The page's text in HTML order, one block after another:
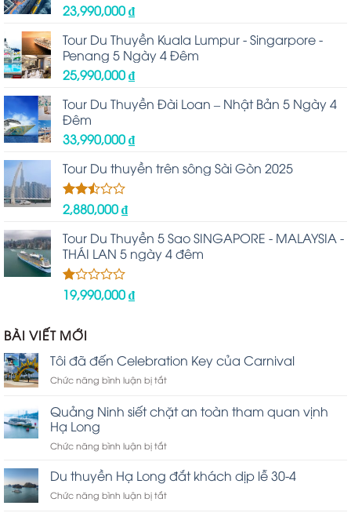
23,990,000₫
Tour Du Thuyền Kuala Lumpur - Singarpore -
Penang 5 Ngày 4 Đêm
25,990,000₫
Tour Du Thuyền Đài Loan – Nhật Bản 5 Ngày 4
Đêm
33,990,000₫
Tour Du thuyền trên sông Sài Gòn 2025
Được
hạng
2.48
5 sao
2,880,000₫
Tour Du Thuyền 5 Sao SINGAPORE - MALAYSIA -
THÁI LAN 5 ngày 4 đêm
Được
1.00
5
sao
19,990,000₫
BÀI VIẾT MỚI
Tôi đã đến Celebration Key của Carnival
Chức năng bình luận bị tắtở
đã
đến
Key
Carnival
Quảng Ninh siết chặt an toàn tham quan vịnh
Hạ Long
Chức năng bình luận bị tắtở
Ninh
siết
chặt
Du thuyền Hạ Long đắt khách dịp lễ 30-4
Chức năng bình luận bị tắtở